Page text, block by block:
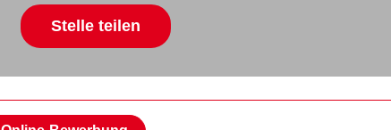
Stelle teilen
Mail
Xing